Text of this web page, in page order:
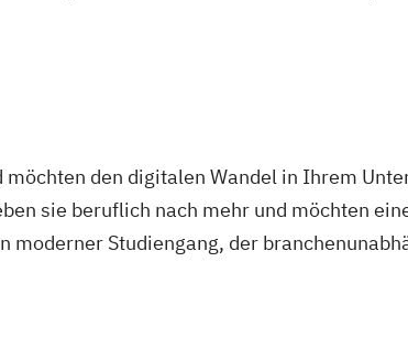
den digitalen Wandel in Ihrem
sie beruflich nach mehr und möchten
moderner Studiengang, der